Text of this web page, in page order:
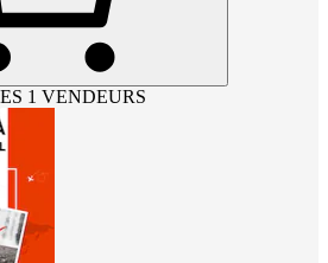
1 VENDEURS